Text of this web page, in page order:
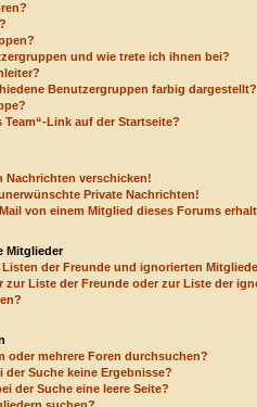
und wie trete ich ihnen bei?
Benutzergruppen farbig dargestellt?
Team“-Link auf der Startseite?
Nachrichten verschicken!
Private Nachrichten!
von einem Mitglied dieses Forums
Mitglieder
der Freunde und ignorierten
zur Liste der Freunde oder zur Liste der
oder mehrere Foren durchsuchen?
der Suche keine Ergebnisse?
der Suche eine leere Seite?